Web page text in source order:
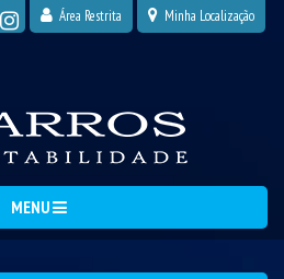
MENU
Área Restrita Minha Localização